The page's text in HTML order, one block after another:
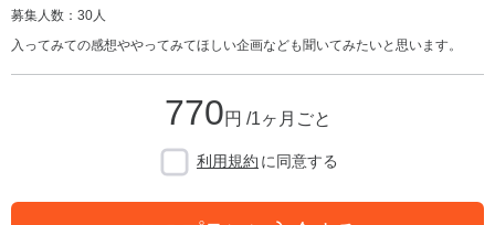
募集人数：30人
入ってみての感想ややってみてほしい企画なども聞いてみたいと思います。
770円 /1ヶ月ごと
利用規約 に同意する